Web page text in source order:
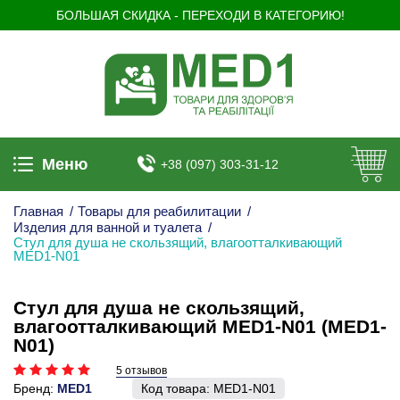
БОЛЬШАЯ СКИДКА - ПЕРЕХОДИ В КАТЕГОРИЮ!
Меню +38 (097) 303-31-12
Главная / Товары для реабилитации /
Изделия для ванной и туалета /
Стул для душа не скользящий, влагоотталкивающий
MED1-N01
Стул для душа не скользящий,
влагоотталкивающий MED1-N01 (MED1-
N01)
5 отзывов
Бренд: MED1 Код товара: MED1-N01